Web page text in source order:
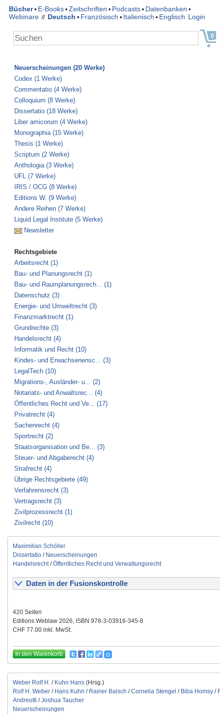
Bücher• E-Books • Zeitschriften • Podcasts • Datenbanken •
Webinare // Deutsch • Französisch • Italienisch • Englisch Login
0
Neuerscheinungen (20 Werke)
Codex (1 Werke)
Commentatio (4 Werke)
Colloquium (8 Werke)
Dissertatio (18 Werke)
Liber amicorum (4 Werke)
Monographia (15 Werke)
Thesis (1 Werke)
Scriptum (2 Werke)
Anthologia (3 Werke)
UFL (7 Werke)
IRIS / OCG (8 Werke)
Editions W. (9 Werke)
Andere Reihen (7 Werke)
Liquid Legal Institute (5 Werke)
Newsletter
Rechtsgebiete
Arbeitsrecht (1)
Bau- und Planungsrecht (1)
Bau- und Raumplanungsrech... (1)
Datenschutz (3)
Energie- und Umweltrecht (3)
Finanzmarktrecht (1)
Grundrechte (3)
Handelsrecht (4)
Informatik und Recht (10)
Kindes- und Erwachsenensc... (3)
LegalTech (10)
Migrations-, Ausländer- u... (2)
Notariats- und Anwaltsrec... (4)
Öffentliches Recht und Ve... (17)
Privatrecht (4)
Sachenrecht (4)
Sportrecht (2)
Staatsorganisation und Be... (3)
Steuer- und Abgaberecht (4)
Strafrecht (4)
Übrige Rechtsgebiete (49)
Verfahrensrecht (3)
Vertragsrecht (3)
Zivilprozessrecht (1)
Zivilrecht (10)
Maximilian Schöller
Dissertatio / Neuerscheinungen
Handelsrecht/Öffentliches Recht und Verwaltungsrecht
Daten in der Fusionskontrolle
420 Seiten
Editions Weblaw 2026, ISBN 978-3-03916-345-8
CHF 77.00 inkl. MwSt.
In den Warenkorb
Weber Rolf H. / Kuhn Hans (Hrsg.)
Rolf H. Weber / Hans Kuhn / Rainer Baisch /Cornelia Stengel / Biba Homsy /
Andreotti /Joshua Taucher
Neuerscheinungen